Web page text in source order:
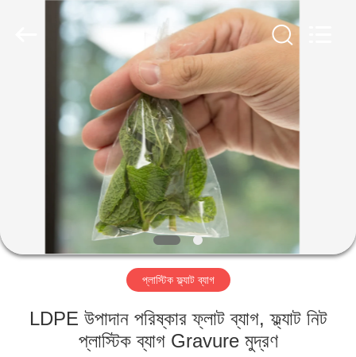
কারখানা
প্লাস্টিক ফ্ল্যাট ব্যাগ
LDPE উপাদান পরিষ্কার ফ্লাট ব্যাগ, ফ্ল্যাট নিট
প্লাস্টিক ব্যাগ Gravure মুদ্রণ